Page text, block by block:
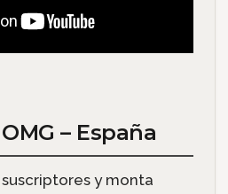
– España
y monta